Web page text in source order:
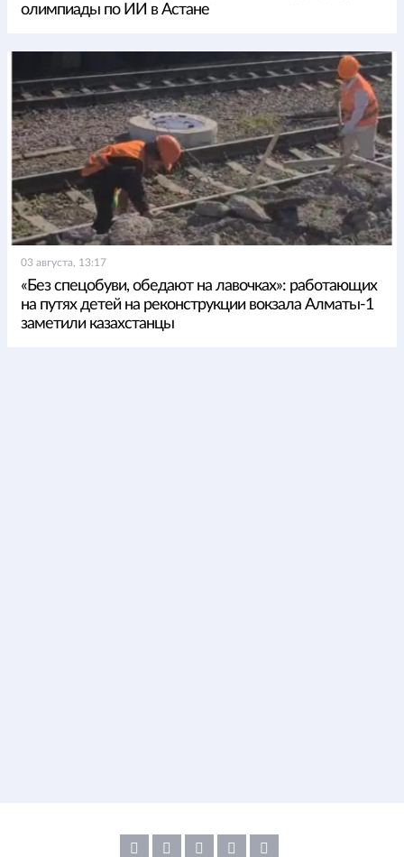
олимпиады по ИИ в Астане
03 августа, 13:17
«Без спецобуви, обедают на лавочках»: работающих
на путях детей на реконструкции вокзала Алматы-1
заметили казахстанцы